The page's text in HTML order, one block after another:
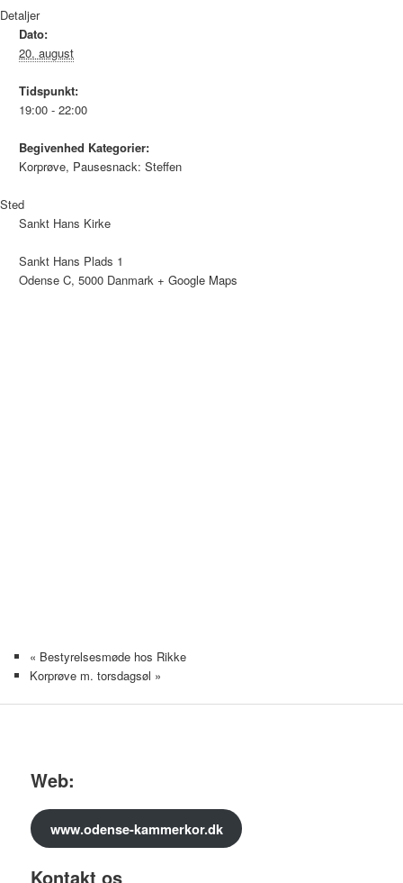
Detaljer
Dato:
20. august
Tidspunkt:
19:00 - 22:00
Begivenhed Kategorier:
Korprøve, Pausesnack: Steffen
Sted
Sankt Hans Kirke
Sankt Hans Plads 1
Odense C, 5000 Danmark + Google Maps
« Bestyrelsesmøde hos Rikke
Korprøve m. torsdagsøl »
Web:
www.odense-kammerkor.dk
Kontakt os